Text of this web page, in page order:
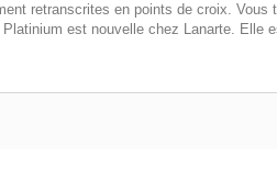
retranscrites en points de croix. Vous
est nouvelle chez Lanarte. Elle